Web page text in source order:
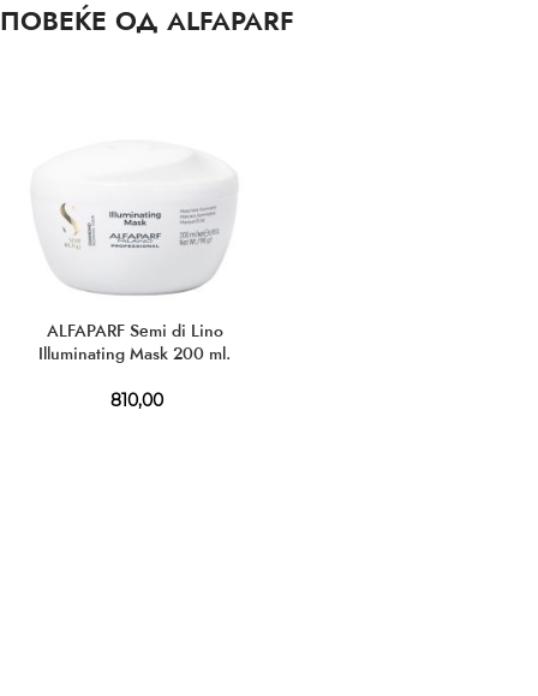
ПОВЕЌЕ ОД ALFAPARF
ALFAPARF Semi di Lino
Illuminating Mask 200 ml.
810,00